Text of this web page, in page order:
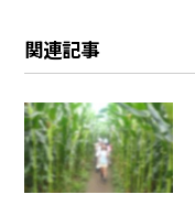
関連記事